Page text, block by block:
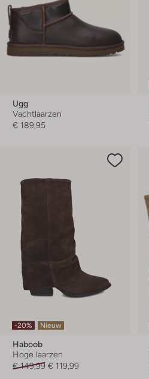
Ugg
Vachtlaarzen
€ 189,95
-20% Nieuw
Haboob
Hoge laarzen
€ 149,99 € 119,99